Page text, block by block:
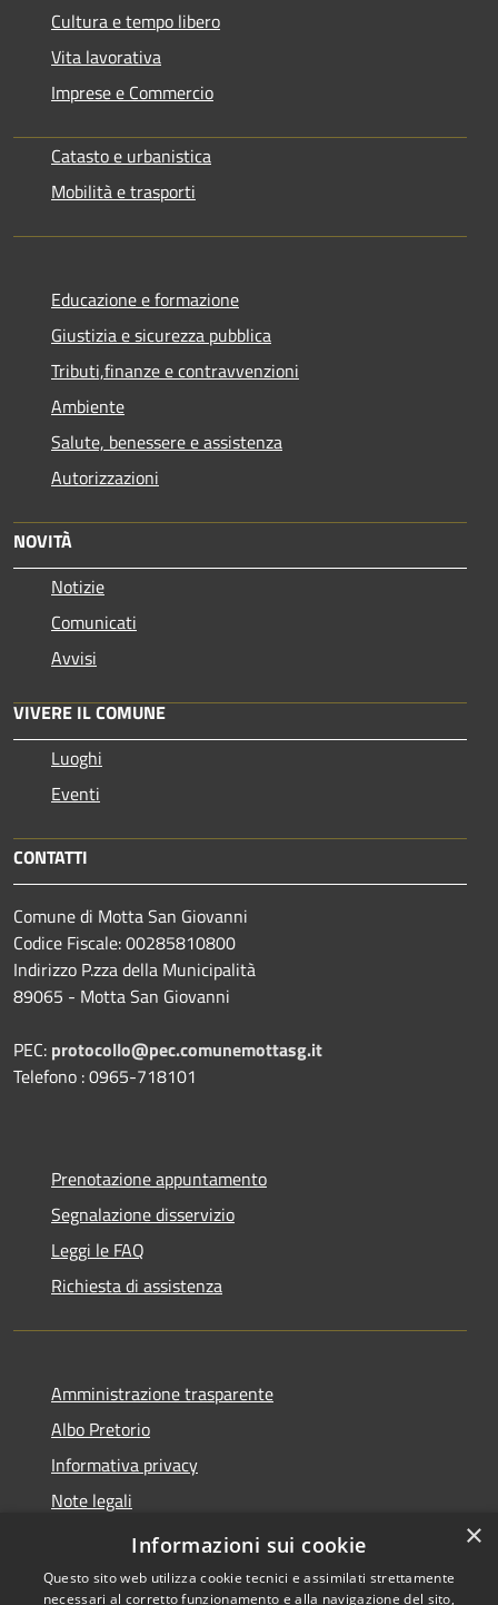
Cultura e tempo libero
Vita lavorativa
Imprese e Commercio
Catasto e urbanistica
Mobilità e trasporti
Educazione e formazione
Giustizia e sicurezza pubblica
Tributi,finanze e contravvenzioni
Ambiente
Salute, benessere e assistenza
Autorizzazioni
NOVITÀ
Notizie
Comunicati
Avvisi
VIVERE IL COMUNE
Luoghi
Eventi
CONTATTI
Comune di Motta San Giovanni
Codice Fiscale: 00285810800
Indirizzo P.zza della Municipalità
89065 - Motta San Giovanni
PEC: protocollo@pec.comunemottasg.it
Telefono : 0965-718101
Prenotazione appuntamento
Segnalazione disservizio
Leggi le FAQ
Richiesta di assistenza
Amministrazione trasparente
Albo Pretorio
Informativa privacy
Note legali
Dichiarazione di accessibilità
×
Informazioni sui cookie
Questo sito web utilizza cookie tecnici e assimilati strettamente
necessari al corretto funzionamento e alla navigazione del sito,